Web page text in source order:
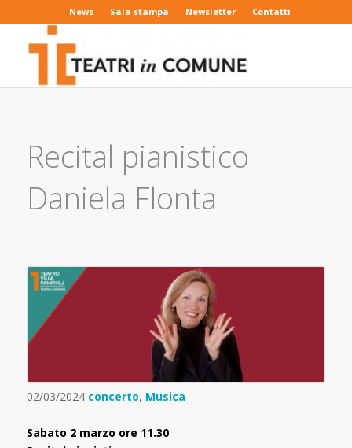
News Sala stampa Newsletter Contatti
Recital pianistico
Daniela Flonta
02/03/2024 concerto, Musica
Sabato 2 marzo ore 11.30